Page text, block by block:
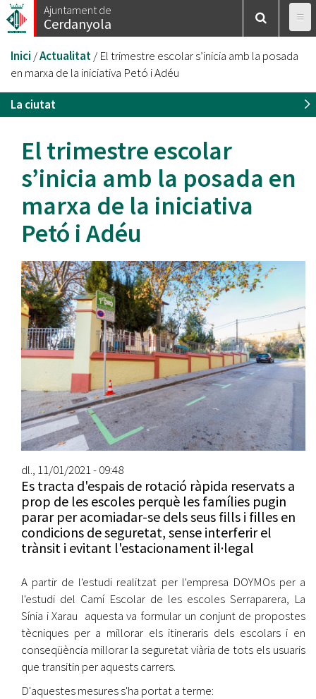
Vés
al
Ajuntament de
Cerdanyola
Esteu
aquí
Inici /Actualitat/ El trimestre escolar s’inicia amb la posada
en marxa de la iniciativa Petó i Adéu
La ciutat
El trimestre escolar
s’inicia amb la posada en
marxa de la iniciativa
Petó i Adéu
dl., 11/01/2021 - 09:48
Es tracta d'espais de rotació ràpida reservats a
prop de les escoles perquè les famílies pugin
parar per acomiadar-se dels seus fills i filles en
condicions de seguretat, sense interferir el
trànsit i evitant l'estacionament il·legal
A partir de l'estudi realitzat per l'empresa DOYMOs per a
l'estudi del Camí Escolar de les escoles Serraparera, La
Sínia i Xarau aquesta va formular un conjunt de propostes
tècniques per a millorar els itineraris dels escolars i en
conseqüència millorar la seguretat viària de tots els usuaris
que transitin per aquests carrers.
D'aquestes mesures s'ha portat a terme: